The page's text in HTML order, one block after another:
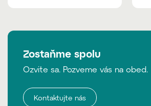
Zostaňme spolu
Ozvite sa. Pozveme vás na obed.
Kontaktujte nás